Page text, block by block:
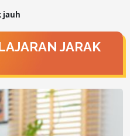
jauh
JARAK